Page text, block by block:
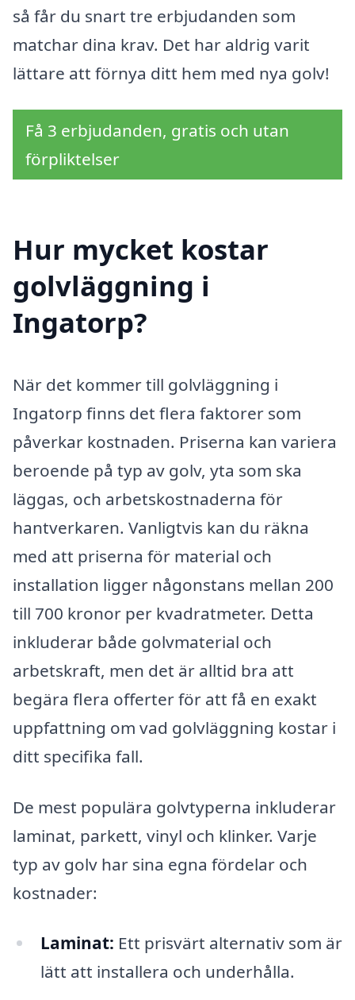
så får du snart tre erbjudanden som
matchar dina krav. Det har aldrig varit
lättare att förnya ditt hem med nya golv!
Få 3 erbjudanden, gratis och utan
förpliktelser
Hur mycket kostar
golvläggning i
Ingatorp?
När det kommer till golvläggning i
Ingatorp finns det flera faktorer som
påverkar kostnaden. Priserna kan variera
beroende på typ av golv, yta som ska
läggas, och arbetskostnaderna för
hantverkaren. Vanligtvis kan du räkna
med att priserna för material och
installation ligger någonstans mellan 200
till 700 kronor per kvadratmeter. Detta
inkluderar både golvmaterial och
arbetskraft, men det är alltid bra att
begära flera offerter för att få en exakt
uppfattning om vad golvläggning kostar i
ditt specifika fall.
De mest populära golvtyperna inkluderar
laminat, parkett, vinyl och klinker. Varje
typ av golv har sina egna fördelar och
kostnader:
Laminat: Ett prisvärt alternativ som är
lätt att installera och underhålla.